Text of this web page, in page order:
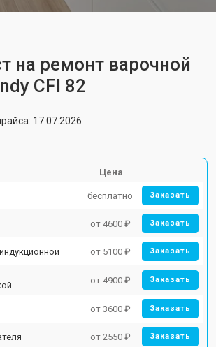
на ремонт варочной
CFI 82
17.07.2026
Цена
бесплатно Заказать
от 4600 ₽ Заказать
от 5100 ₽ Заказать
от 4900 ₽ Заказать
от 3600 ₽ Заказать
от 2550 ₽ Заказать